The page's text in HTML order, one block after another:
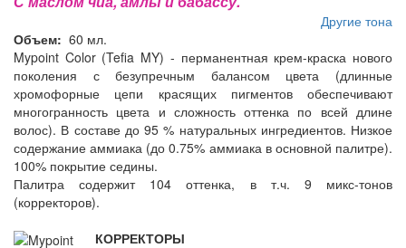
Другие тона
Объем: 60 мл.
Mypoint Color (Tefia MY) - перманентная крем-краска нового
поколения с безупречным балансом цвета (длинные
хромофорные цепи красящих пигментов обеспечивают
многогранность цвета и сложность оттенка по всей длине
волос). В составе до 95 % натуральных ингредиентов. Низкое
содержание аммиака (до 0.75% аммиака в основной палитре).
100% покрытие седины.
Палитра содержит 104 оттенка, в т.ч. 9 микс-тонов
(корректоров).
КОРРЕКТОРЫ